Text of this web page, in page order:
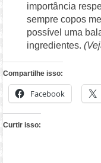
importância
sempre copos
possível uma
ingredientes.
Compartilhe isso:
Facebook
Curtir isso: